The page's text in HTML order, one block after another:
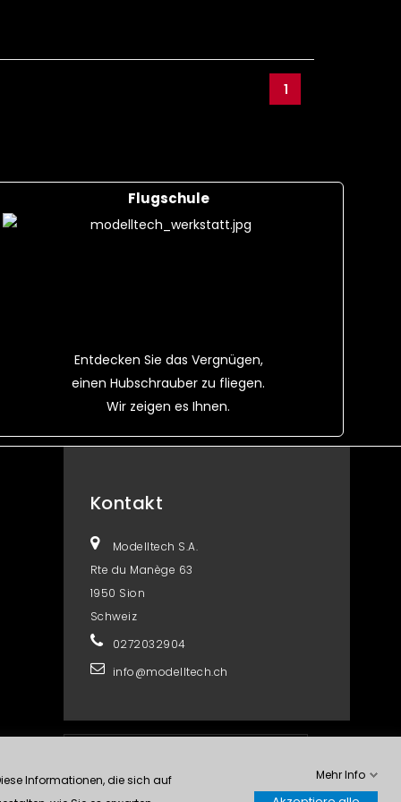
1
Flugschule
Entdecken Sie das Vergnügen,
einen Hubschrauber zu fliegen.
Wir zeigen es Ihnen.
Kontakt
Modelltech S.A.
Rte du Manège 63
1950 Sion
Schweiz
0272032904
info@modelltech.ch
Informationen, die sich auf
Mehr Info